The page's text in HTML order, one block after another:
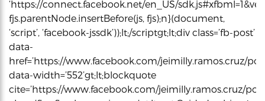
‘https://connect.facebook.net/en_US/
fjs.parentNode.insertBefore(js, fjs);n}(document,
‘script’, ‘facebook-jssdk’));lt;/scriptgt;lt;div class=’fb-post’
data-
href=’https://www.facebook.com/jeimilly.ramos.cruz/
data-width=’552’gt;lt;blockquote
cite=’https://www.facebook.com/jeimilly.ramos.cruz/